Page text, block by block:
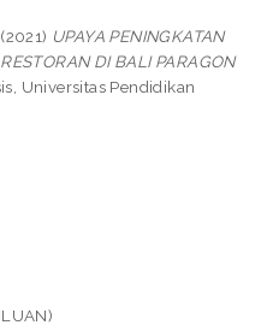
(2021) UPAYA PENINGKATAN
DI BALI PARAGON
Universitas Pendidikan